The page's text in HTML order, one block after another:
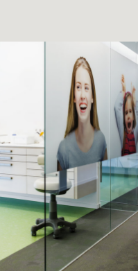
系列產品
項目案例
最新消息